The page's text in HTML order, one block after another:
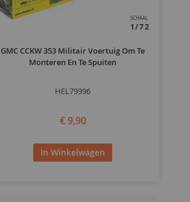
SCHAAL
1/72
GMC CCKW 353 Militair Voertuig Om Te
Monteren En Te Spuiten
HEL79996
€ 9,90
In Winkelwagen